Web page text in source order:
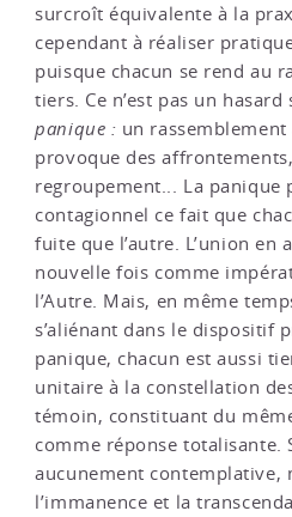
surcroît équivalente à la
cependant à réaliser
puisque chacun se rend au
tiers. Ce n’est pas un
panique : un
provoque des
regroupement... La panique
contagionnel ce fait que
fuite que l’autre. L’union en
nouvelle fois comme
l’Autre. Mais, en même
s’aliénant dans le dispositif
panique, chacun est aussi
unitaire à la constellation
témoin, constituant du
comme réponse totalisante.
aucunement contemplative,
l’immanence et la